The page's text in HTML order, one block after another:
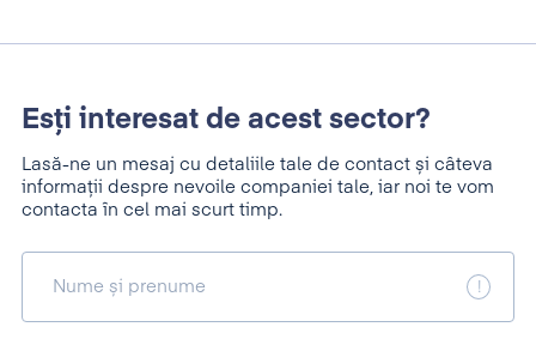
Esți interesat de acest sector?
Lasă-ne un mesaj cu detaliile tale de contact și câteva
informații despre nevoile companiei tale, iar noi te vom
contacta în cel mai scurt timp.
Nume și prenume